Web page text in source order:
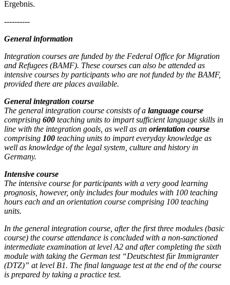
Ergebnis.
----------
General information
Integration courses are funded by the Federal Office for Migration
and Refugees (BAMF). These courses can also be attended as
intensive courses by participants who are not funded by the BAMF,
provided there are places available.
General integration course
The general integration course consists of a language course
comprising 600 teaching units to impart sufficient language skills in
line with the integration goals, as well as an orientation course
comprising 100 teaching units to impart everyday knowledge as
well as knowledge of the legal system, culture and history in
Germany.
Intensive course
The intensive course for participants with a very good learning
prognosis, however, only includes four modules with 100 teaching
hours each and an orientation course comprising 100 teaching
units.
In the general integration course, after the first three modules (basic
course) the course attendance is concluded with a non-sanctioned
intermediate examination at level A2 and after completing the sixth
module with taking the German test “Deutschtest für Immigranter
(DTZ)” at level B1. The final language test at the end of the course
is prepared by taking a practice test.